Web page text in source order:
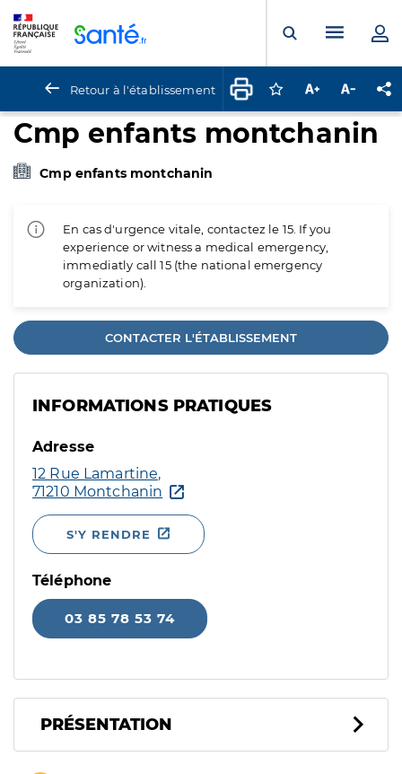
Ouvrir laMenu
Retour à l'établissement Connectez-vous
Augmenter la
Cmp enfants montchanin
Cmp enfants montchanin
En cas d'urgence vitale, contactez le 15. If you
experience or witness a medical emergency,
immediatly call 15 (the national emergency
organization).
CONTACTER L'ÉTABLISSEMENT
INFORMATIONS PRATIQUES
Adresse
12 Rue Lamartine,
71210 Montchanin
S'Y RENDRE
Téléphone
03 85 78 53 74
PRÉSENTATION